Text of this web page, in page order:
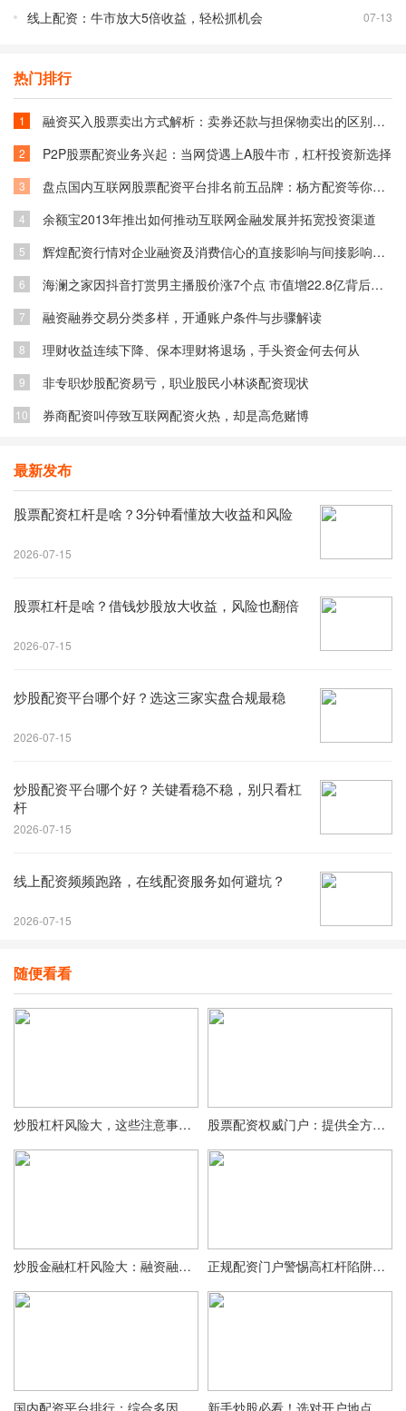
线上配资：牛市放大5倍收益，轻松抓机会 07-13
热门排行
1 融资买入股票卖出方式解析：卖券还款与担保物卖出的区别与选择
2 P2P股票配资业务兴起：当网贷遇上A股牛市，杠杆投资新选择
3 盘点国内互联网股票配资平台排名前五品牌：杨方配资等你了解
4 余额宝2013年推出如何推动互联网金融发展并拓宽投资渠道
5 辉煌配资行情对企业融资及消费信心的直接影响与间接影响分析
6 海澜之家因抖音打赏男主播股价涨7个点 市值增22.8亿背后原因
7 融资融券交易分类多样，开通账户条件与步骤解读
8 理财收益连续下降、保本理财将退场，手头资金何去何从
9 非专职炒股配资易亏，职业股民小林谈配资现状
10 券商配资叫停致互联网配资火热，却是高危赌博
最新发布
股票配资杠杆是啥？3分钟看懂放大收益和风险
2026-07-15
股票杠杆是啥？借钱炒股放大收益，风险也翻倍
2026-07-15
炒股配资平台哪个好？选这三家实盘合规最稳
2026-07-15
炒股配资平台哪个好？关键看稳不稳，别只看杠
杆
2026-07-15
线上配资频频跑路，在线配资服务如何避坑？
2026-07-15
随便看看
炒股杠杆风险大，这些注意事项你得知道 股票配资权威门户：提供全方位资讯，助力投资者财富增值
炒股金融杠杆风险大：融资融券亏损会放大 正规配资门户警惕高杠杆陷阱，15倍杠杆别轻信